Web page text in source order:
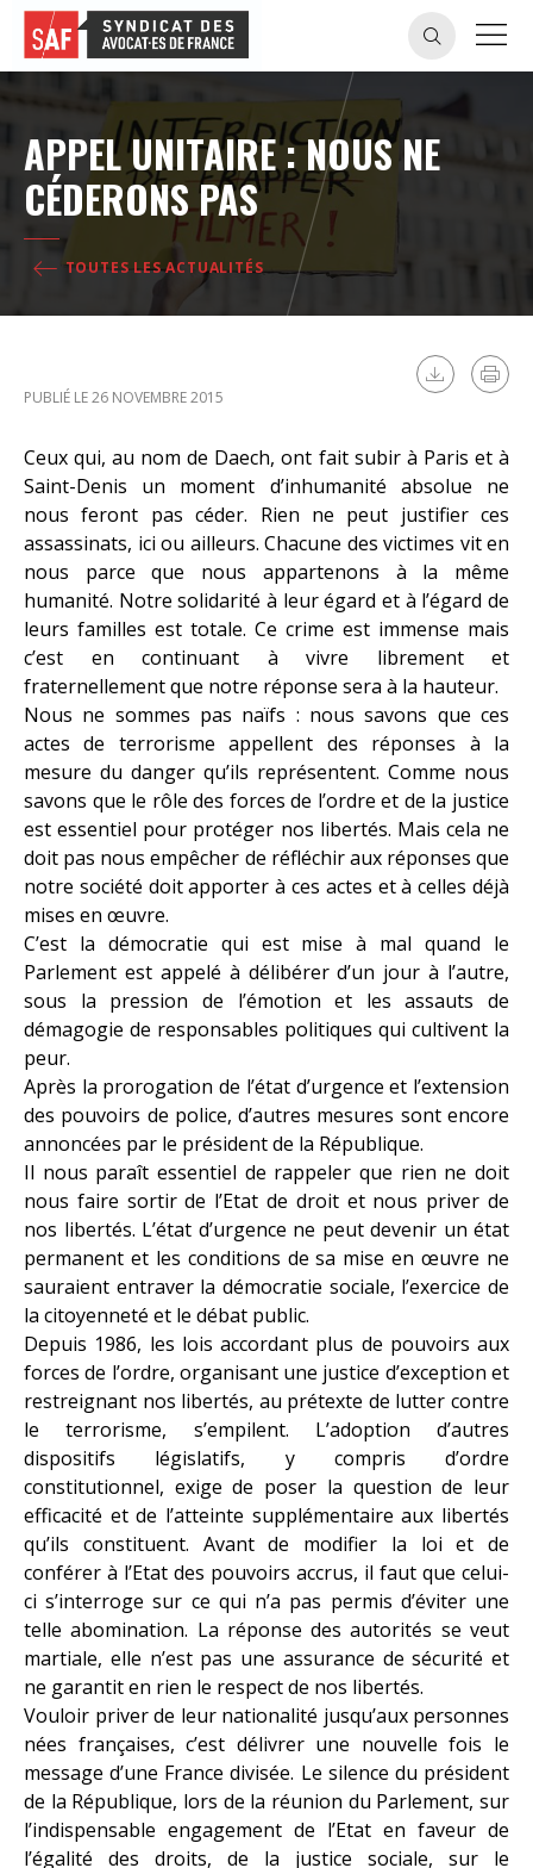
APPEL UNITAIRE : NOUS NE
CÉDERONS PAS
TOUTES LES ACTUALITÉS
PUBLIÉ LE 26 NOVEMBRE 2015
Ceux qui, au nom de Daech, ont fait subir à Paris et à
Saint-Denis un moment d’inhumanité absolue ne
nous feront pas céder. Rien ne peut justifier ces
assassinats, ici ou ailleurs. Chacune des victimes vit en
nous parce que nous appartenons à la même
humanité. Notre solidarité à leur égard et à l’égard de
leurs familles est totale. Ce crime est immense mais
c’est en continuant à vivre librement et
fraternellement que notre réponse sera à la hauteur.
Nous ne sommes pas naïfs : nous savons que ces
actes de terrorisme appellent des réponses à la
mesure du danger qu’ils représentent. Comme nous
savons que le rôle des forces de l’ordre et de la justice
est essentiel pour protéger nos libertés. Mais cela ne
doit pas nous empêcher de réfléchir aux réponses que
notre société doit apporter à ces actes et à celles déjà
mises en œuvre.
C’est la démocratie qui est mise à mal quand le
Parlement est appelé à délibérer d’un jour à l’autre,
sous la pression de l’émotion et les assauts de
démagogie de responsables politiques qui cultivent la
peur.
Après la prorogation de l’état d’urgence et l’extension
des pouvoirs de police, d’autres mesures sont encore
annoncées par le président de la République.
Il nous paraît essentiel de rappeler que rien ne doit
nous faire sortir de l’Etat de droit et nous priver de
nos libertés. L’état d’urgence ne peut devenir un état
permanent et les conditions de sa mise en œuvre ne
sauraient entraver la démocratie sociale, l’exercice de
la citoyenneté et le débat public.
Depuis 1986, les lois accordant plus de pouvoirs aux
forces de l’ordre, organisant une justice d’exception et
restreignant nos libertés, au prétexte de lutter contre
le terrorisme, s’empilent. L’adoption d’autres
dispositifs législatifs, y compris d’ordre
constitutionnel, exige de poser la question de leur
efficacité et de l’atteinte supplémentaire aux libertés
qu’ils constituent. Avant de modifier la loi et de
conférer à l’Etat des pouvoirs accrus, il faut que celui-
ci s’interroge sur ce qui n’a pas permis d’éviter une
telle abomination. La réponse des autorités se veut
martiale, elle n’est pas une assurance de sécurité et
ne garantit en rien le respect de nos libertés.
Vouloir priver de leur nationalité jusqu’aux personnes
nées françaises, c’est délivrer une nouvelle fois le
message d’une France divisée. Le silence du président
de la République, lors de la réunion du Parlement, sur
l’indispensable engagement de l’Etat en faveur de
l’égalité des droits, de la justice sociale, sur le